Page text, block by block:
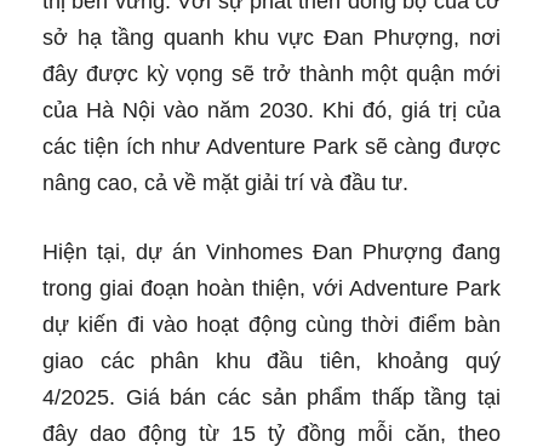
sở hạ tầng quanh khu vực Đan Phượng, nơi
đây được kỳ vọng sẽ trở thành một quận mới
của Hà Nội vào năm 2030. Khi đó, giá trị của
các tiện ích như Adventure Park sẽ càng được
nâng cao, cả về mặt giải trí và đầu tư.
Hiện tại, dự án Vinhomes Đan Phượng đang
trong giai đoạn hoàn thiện, với Adventure Park
dự kiến đi vào hoạt động cùng thời điểm bàn
giao các phân khu đầu tiên, khoảng quý
4/2025. Giá bán các sản phẩm thấp tầng tại
đây dao động từ 15 tỷ đồng mỗi căn, theo